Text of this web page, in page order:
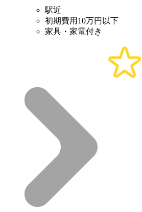
駅近
初期費用10万円以下
家具・家電付き